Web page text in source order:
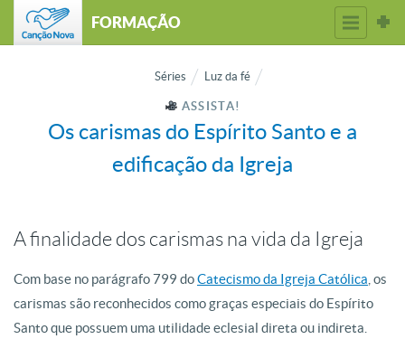
FORMAÇÃO
Séries Luz da fé
ASSISTA!
Os carismas do Espírito Santo e a
edificação da Igreja
A finalidade dos carismas na vida da Igreja
Com base no parágrafo 799 doCatecismo da Igreja Católica , os
carismas são reconhecidos como graças especiais do Espírito
Santo que possuem uma utilidade eclesial direta ou indireta.